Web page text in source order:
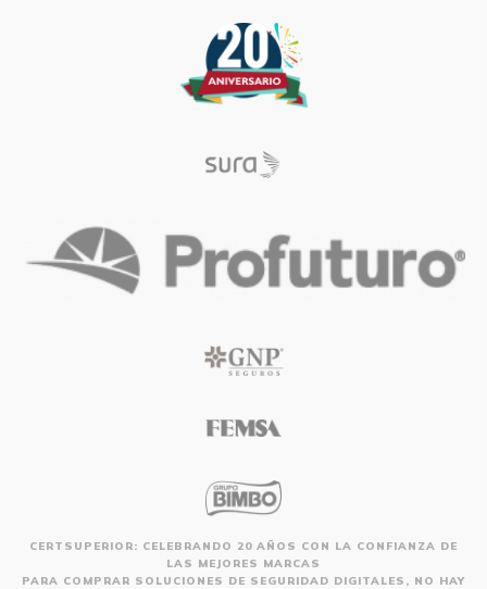
CERTSUPERIOR: CELEBRANDO 20 AÑOS CON LA CONFIANZA DE
LAS MEJORES MARCAS
PARA COMPRAR SOLUCIONES DE SEGURIDAD DIGITALES, NO HAY